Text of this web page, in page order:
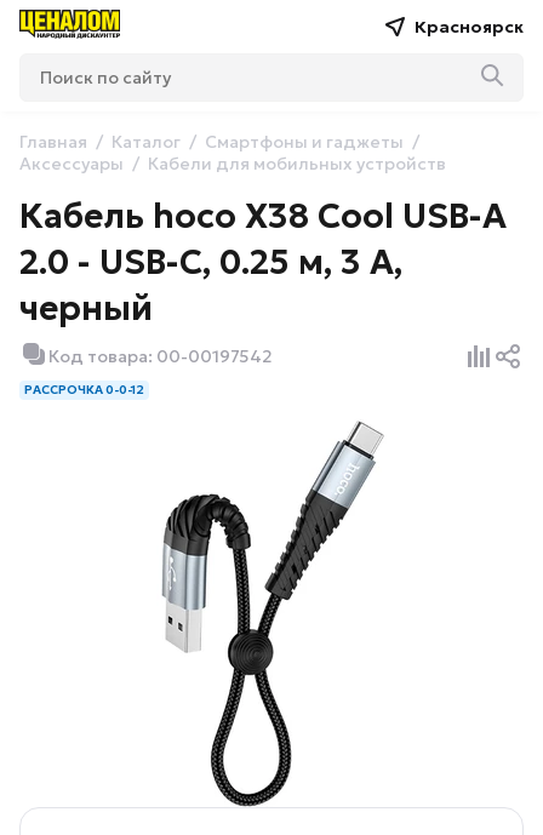
Красноярск
Главная Каталог
Смартфоны и гаджеты
Аксессуары
Кабели для мобильных устройств
Кабель hoco X38 Cool USB-A
2.0 - USB-C, 0.25 м, 3 А,
черный
Код товара: 00-00197542
РАССРОЧКА 0-0-12